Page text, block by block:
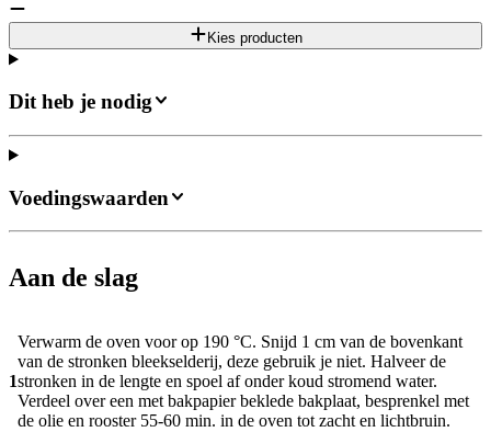
Kies producten
Dit heb je nodig
Aan de slag
1
Verwarm de oven voor op 190 °C. Snijd 1 cm van de bovenkant
van de stronken bleekselderij, deze gebruik je niet. Halveer de
stronken in de lengte en spoel af onder koud stromend water.
Verdeel over een met bakpapier beklede bakplaat, besprenkel met
de olie en rooster 55-60 min. in de oven tot zacht en lichtbruin.
Voedingswaarden